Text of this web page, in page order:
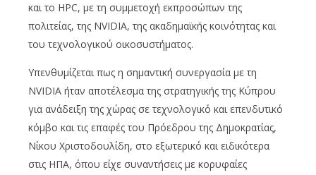
και το HPC, με τη συμμετοχή εκπροσώπων της
πολιτείας, της NVIDIA, της ακαδημαϊκής κοινότητας και
του τεχνολογικού οικοσυστήματος.
Υπενθυμίζεται πως η σημαντική συνεργασία με τη
NVIDIA ήταν αποτέλεσμα της στρατηγικής της Κύπρου
για ανάδειξη της χώρας σε τεχνολογικό και επενδυτικό
κόμβο και τις επαφές του Πρόεδρου της Δημοκρατίας,
Νίκου Χριστοδουλίδη, στο εξωτερικό και ειδικότερα
στις ΗΠΑ, όπου είχε συναντήσεις με κορυφαίες